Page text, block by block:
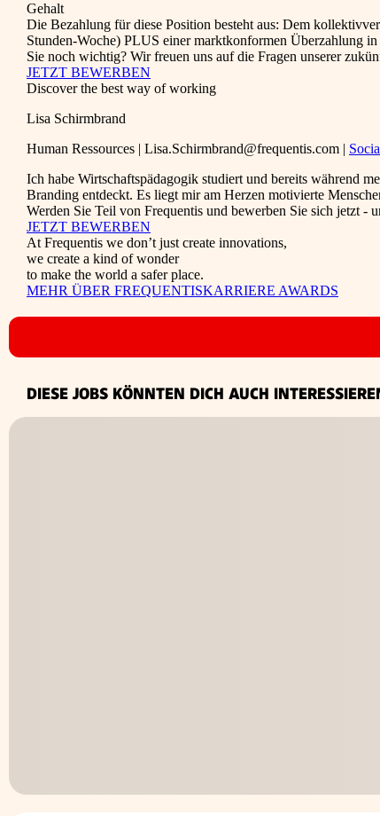
Gehalt
Die Bezahlung für diese Position besteht aus: Dem
Stunden-Woche) PLUS einer marktkonformen Überzahlung
Sie noch wichtig? Wir freuen uns auf die Fragen unserer
JETZT BEWERBEN
Discover the best way of working
Lisa Schirmbrand
Human Ressources | Lisa.Schirmbrand@frequentis.com |
Ich habe Wirtschaftspädagogik studiert und bereits während
Branding entdeckt. Es liegt mir am Herzen motivierte
Werden Sie Teil von Frequentis und bewerben Sie sich jetzt -
JETZT BEWERBEN
At Frequentis we don’t just create innovations,
we create a kind of wonder
to make the world a safer place.
MEHR ÜBER FREQUENTISKARRIERE AWARDS
DIESE JOBS KÖNNTEN DICH AUCH